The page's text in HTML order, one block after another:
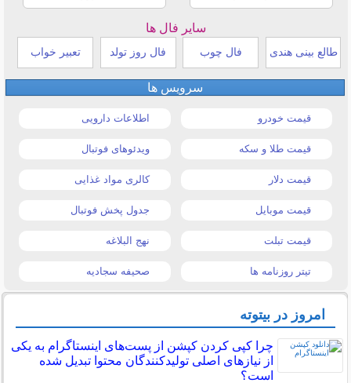
سایر فال ها
طالع بینی هندی فال چوب فال روز تولد تعبیر خواب
سرویس ها
قیمت خودرو اطلاعات دارویی
قیمت طلا و سکه ویدئوهای فوتبال
قیمت دلار کالری مواد غذایی
قیمت موبایل جدول پخش فوتبال
قیمت تبلت نهج البلاغه
تیتر روزنامه ها صحیفه سجادیه
امروز در بیتوته
چرا کپی کردن کپشن از پست‌های اینستاگرام به یکی
از نیازهای اصلی تولیدکنندگان محتوا تبدیل شده
است؟